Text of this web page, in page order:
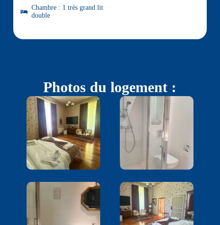
Chambre : 1 très grand lit
double
Photos du logement :